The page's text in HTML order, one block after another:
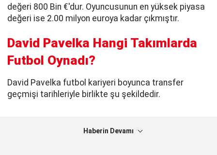
değeri 800 Bin €'dur. Oyuncusunun en yüksek piyasa
değeri ise 2.00 milyon euroya kadar çıkmıştır.
David Pavelka Hangi Takımlarda
Futbol Oynadı?
David Pavelka futbol kariyeri boyunca transfer
geçmişi tarihleriyle birlikte şu şekildedir.
Haberin Devamı